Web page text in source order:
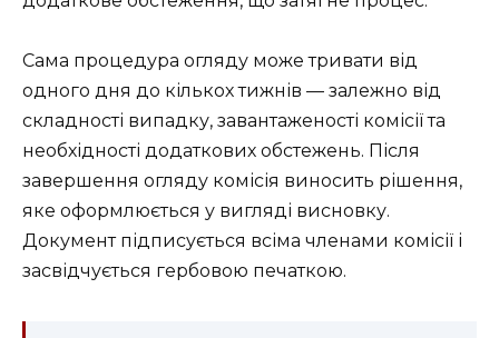
Сама процедура огляду може тривати від
одного дня до кількох тижнів — залежно від
складності випадку, завантаженості комісії та
необхідності додаткових обстежень. Після
завершення огляду комісія виносить рішення,
яке оформлюється у вигляді висновку.
Документ підписується всіма членами комісії і
засвідчується гербовою печаткою.